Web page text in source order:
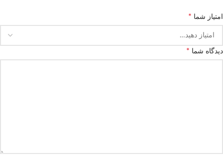
امتیاز شما *
دیدگاه شما *